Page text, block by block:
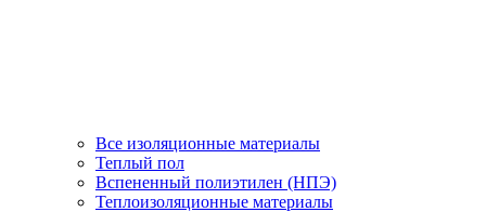
Все изоляционные материалы
Теплый пол
Вспененный полиэтилен (НПЭ)
Теплоизоляционные материалы